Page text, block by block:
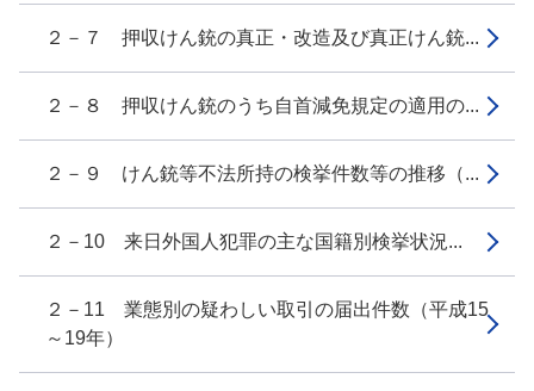
２－７ 押収けん銃の真正・改造及び真正けん銃...
２－８ 押収けん銃のうち自首減免規定の適用の...
２－９ けん銃等不法所持の検挙件数等の推移（...
２－10 来日外国人犯罪の主な国籍別検挙状況...
２－11 業態別の疑わしい取引の届出件数（平成15
～19年）